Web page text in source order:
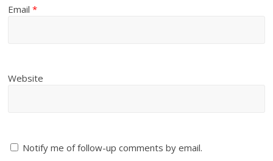
Email*
Website
Notify me of follow-up comments by email.